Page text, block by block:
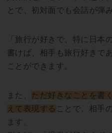
とで、初対面でも会話が弾
「旅行が好きで、特に日本
書けば、相手も旅行好きで
ことができます。
また、 ただ好きなことを書
えて表現する ことで、相手
ます。